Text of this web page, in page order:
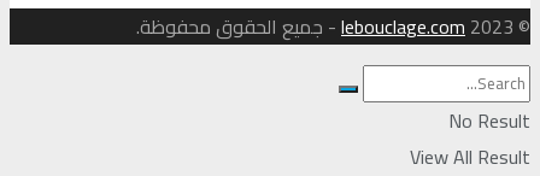
© 2023
lebouclage.com- جميع الحقوق محفوظة.
No Result
View All Result